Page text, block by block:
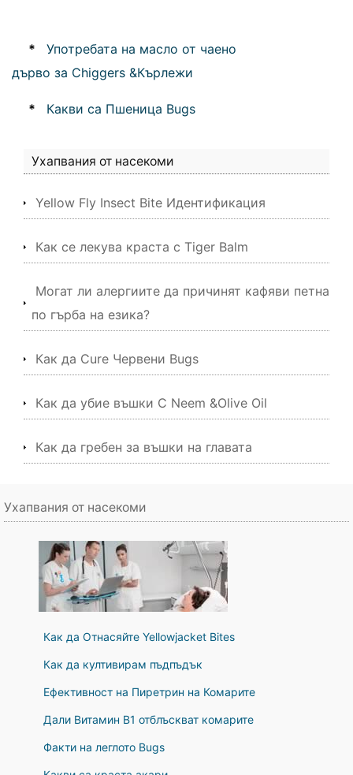
*
Употребата на масло от чаено
дърво за Chiggers &Кърлежи
* Какви са Пшеница Bugs
Ухапвания от насекоми
Yellow Fly Insect Bite Идентификация
Как се лекува краста с Tiger Balm
Могат ли алергиите да причинят кафяви петна
по гърба на езика?
Как да Cure Червени Bugs
Как да убие въшки С Neem &Olive Oil
Как да гребен за въшки на главата
Ухапвания от насекоми
Как да Отнасяйте Yellowjacket Bites
Как да култивирам пъдпъдък
Ефективност на Пиретрин на Комарите
Дали Витамин В1 отблъскват комарите
Факти на леглото Bugs